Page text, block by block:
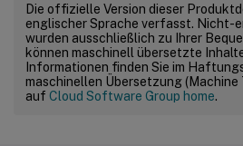
Die offizielle Version dieser
englischer Sprache verfasst. Nicht-
wurden ausschließlich zu Ihrer
können maschinell übersetzte
Informationen finden Sie im
maschinellen Übersetzung
auf Cloud Software Group home.